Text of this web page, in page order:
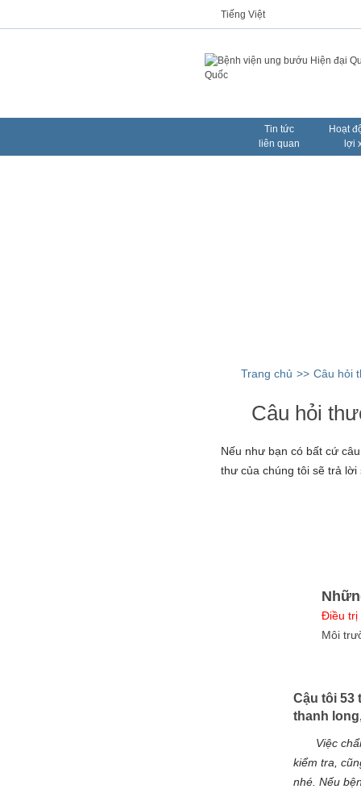
Tiếng Việt
Tin tức
liên quan
Hoạt
lợi
Trang chủ >> Câu hỏi
Câu hỏi
Nếu như bạn có bất cứ
thư của chúng tôi sẽ trả lời
Điều trị
Môi
Cậu tôi 53
thanh
Việc chẩn
kiểm tra,
nhé. Nếu